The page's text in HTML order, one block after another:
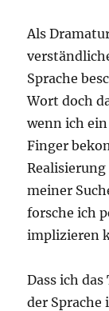
Als
Sprache
Wort doch
wenn ich
Finger
meiner
forsche ich
implizieren
Dass ich
der